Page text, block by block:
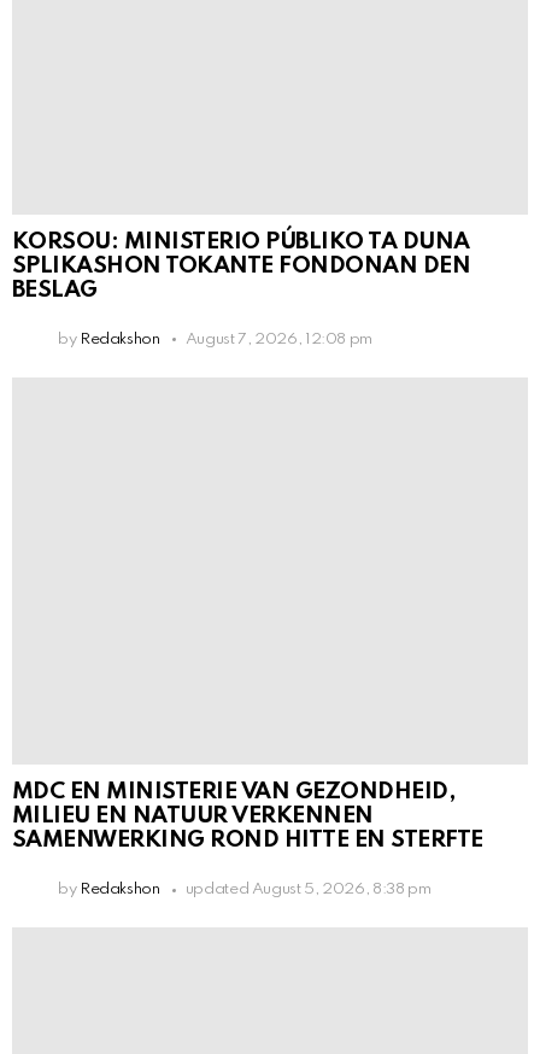
KORSOU: MINISTERIO PÚBLIKO TA DUNA
SPLIKASHON TOKANTE FONDONAN DEN
BESLAG
by Redakshon August 7, 2026, 12:08 pm
MDC EN MINISTERIE VAN GEZONDHEID,
MILIEU EN NATUUR VERKENNEN
SAMENWERKING ROND HITTE EN STERFTE
by Redakshon updated August 5, 2026, 8:38 pm